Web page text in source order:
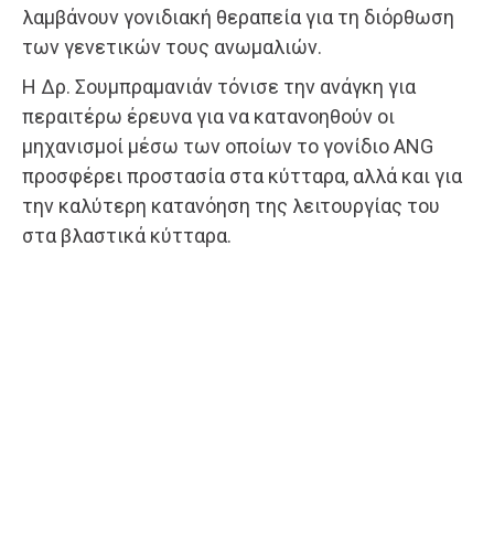
λαμβάνουν γονιδιακή θεραπεία για τη διόρθωση
των γενετικών τους ανωμαλιών.
Η Δρ. Σουμπραμανιάν τόνισε την ανάγκη για
περαιτέρω έρευνα για να κατανοηθούν οι
μηχανισμοί μέσω των οποίων το γονίδιο ANG
προσφέρει προστασία στα κύτταρα, αλλά και για
την καλύτερη κατανόηση της λειτουργίας του
στα βλαστικά κύτταρα.